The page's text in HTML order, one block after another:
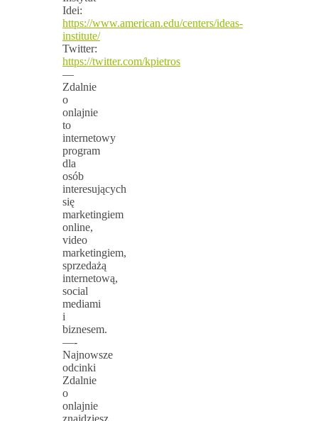
Idei:
https://www.american.edu/centers/ideas-
institute/
Twitter:
https://twitter.com/kpietros
—
Zdalnie
o
onlajnie
to
internetowy
program
dla
osób
interesujących
się
marketingiem
online,
video
marketingiem,
sprzedażą
internetową,
social
mediami
i
biznesem.
—-
Najnowsze
odcinki
Zdalnie
o
onlajnie
znajdziesz